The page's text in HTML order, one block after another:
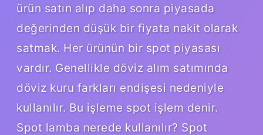
ürün satın alıp daha sonra piyasada
değerinden düşük bir fiyata nakit olarak
satmak. Her ürünün bir spot piyasası
vardır. Genellikle döviz alım satımında
döviz kuru farkları endişesi nedeniyle
kullanılır. Bu işleme spot işlem denir.
Spot lamba nerede kullanılır? Spot